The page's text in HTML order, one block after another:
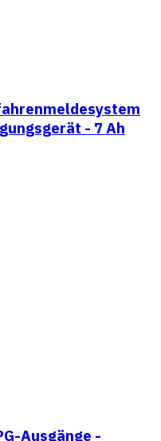
- 7 Ah
Ausgänge -